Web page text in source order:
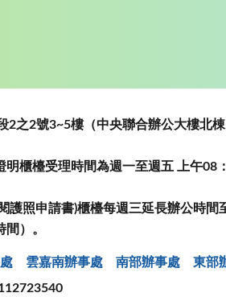
之2號3~5樓（中央聯合辦公大樓北棟
櫃檯受理時間為週一至週五 上午08
護照申請書)櫃檯每週三延長辦公時
）。
雲嘉南辦事處 南部辦事處 東部